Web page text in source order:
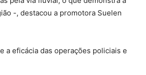
-, destacou a promotora Suelen
a eficácia das operações policiais e